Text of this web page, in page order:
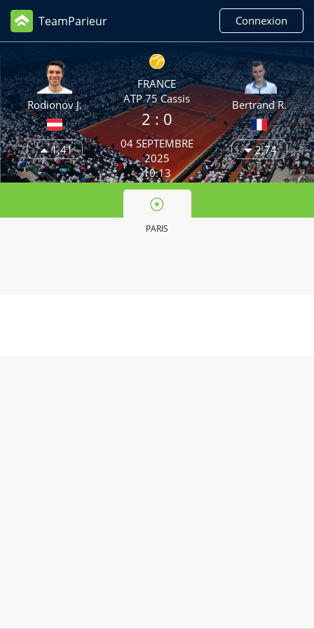
TeamParieur Connexion
Rodionov J.
1,41
FRANCE
ATP 75 Cassis
2: 0
04 SEPTEMBRE
2025
10:13
Bertrand R.
2,74
PARIS